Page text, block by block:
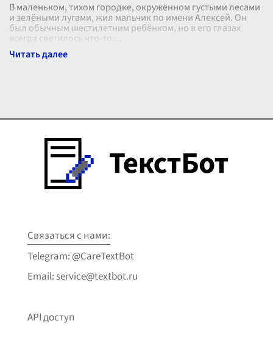
В маленьком, тихом городке, окружённом густыми лесами
и зелёными лугами, жил мальчик по имени Алексей. Он
был обычным шестилетним ребёнком, но в его глазах
всегда светилось что-то
Связаться с нами:
Telegram: @CareTextBot
Email: service@textbot.ru
API доступ